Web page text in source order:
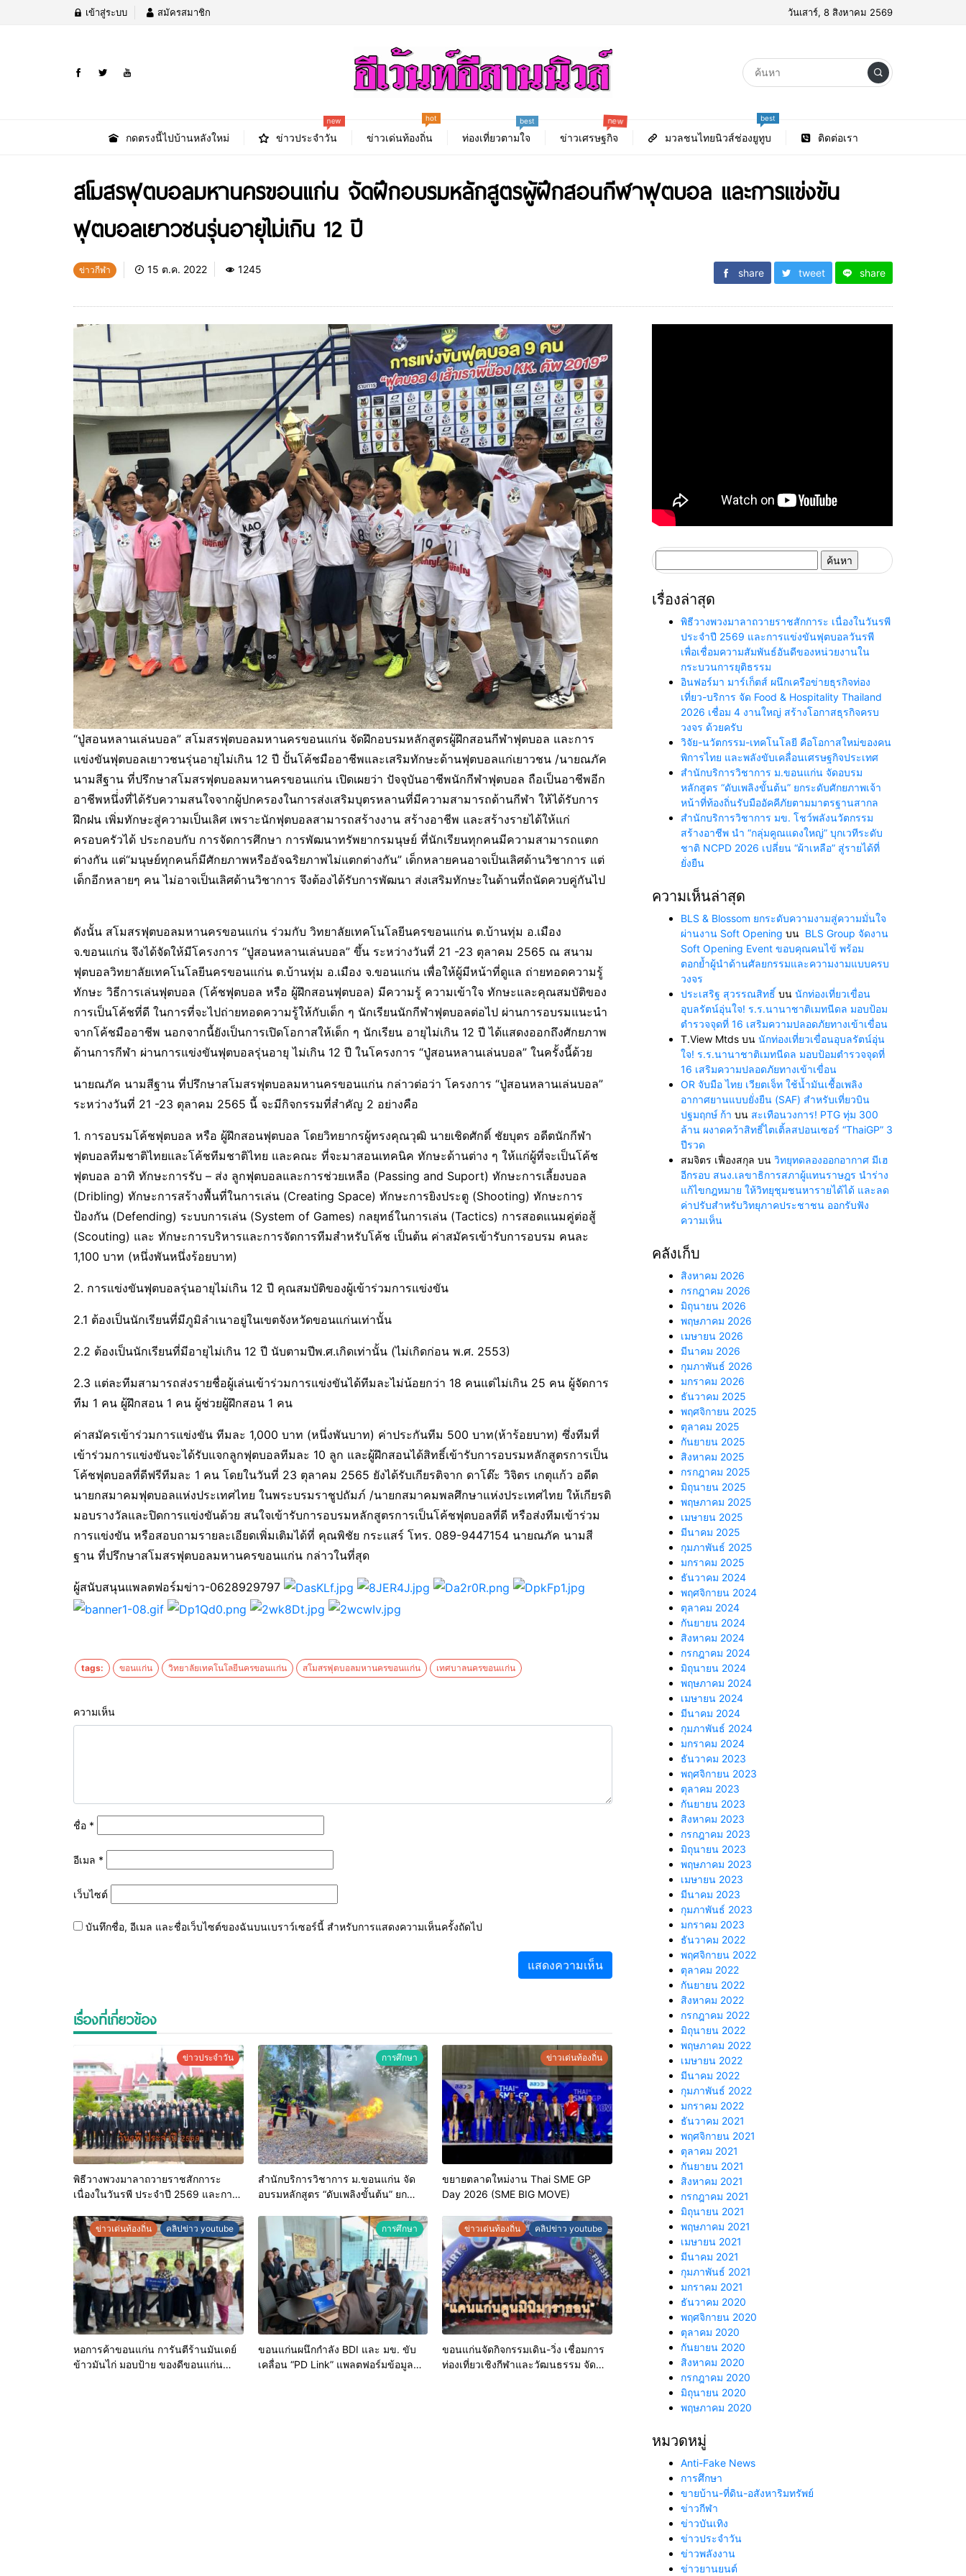
เข้าสู่ระบบ สมัครสมาชิก วันเสาร์, 8 สิงหาคม 2569
กดตรงนี้ไปบ้านหลังใหม่ ข่าวประจำวัน
new
ข่าวเด่นท้องถิ่น
hot
ท่องเที่ยวตามใจ
best
ข่าวเศรษฐกิจ
new
มวลชนไทยนิวส์ช่องยูทูบ
best
ติดต่อเรา
สโมสรฟุตบอลมหานครขอนแก่น จัดฝึกอบรมหลักสูตรผู้ฝึกสอนกีฬาฟุตบอล และการแข่งขัน
ฟุตบอลเยาวชนรุ่นอายุไม่เกิน 12 ปี
ข่าวกีฬา 15 ต.ค. 2022 1245 share tweet share
“ปู่สอนหลานเล่นบอล” สโมสรฟุตบอลมหานครขอนแก่น จัดฝึกอบรมหลักสูตรผู้ฝึกสอนกีฬาฟุตบอล และการ
แข่งขันฟุตบอลเยาวชนรุ่นอายุไม่เกิน 12 ปี ปั้นโค้ชมืออาชีพและเสริมทักษะด้านฟุตบอลแก่เยาวชน /นายณภัค
นามสีฐาน ที่ปรึกษาสโมสรฟุตบอลมหานครขอนแก่น เปิดเผยว่า ปัจจุบันอาชีพนักกีฬาฟุตบอล ถือเป็นอาชีพอีก
อาชีพหนึ่่งที่ได้รับความสนใจจากผู้ปกครองในการส่งเสริมบุตรหลานที่มีความสามารถด้านกีฬา ให้ได้รับการ
ฝึกฝน เพิ่มทักษะสู่ความเป็นเลิศ เพราะนักฟุตบอลสามารถสร้างงาน สร้างอาชีพ และสร้างรายได้ให้แก่
ครอบครัวได้ ประกอบกับ การจัดการศึกษา การพัฒนาทรัพยากรมนุษย์ ที่นักเรียนทุกคนมีความสามารถแตก
ต่างกัน แต่“มนุษย์ทุกคนก็มีศักยภาพหรืออัจฉริยภาพไม่แตกต่างกัน” เด็กหลายคนอาจเป็นเลิศด้านวิชาการ แต่
เด็กอีกหลายๆ คน ไม่อาจเป็นเลิศด้านวิชาการ จึงต้องได้รับการพัฒนา ส่งเสริมทักษะในด้านที่ถนัดควบคู่กันไป
ดังนั้น สโมสรฟุตบอลมหานครขอนแก่น ร่วมกับ วิทยาลัยเทคโนโลยีนครขอนแก่น ต.บ้านทุ่ม อ.เมือง
จ.ขอนแก่น จึงได้จัดให้มีโครงการ “ปู่สอนหลานเล่นบอล” ขึ้น ระหว่างวันที่ 21 -23 ตุลาคม 2565 ณ สนาม
ฟุตบอลวิทยาลัยเทคโนโลยีนครขอนแก่น ต.บ้านทุ่ม อ.เมือง จ.ขอนแก่น เพื่อให้ผู้มีหน้าที่ดูแล ถ่ายทอดความรู้
ทักษะ วิธีการเล่นฟุตบอล (โค้ชฟุตบอล หรือ ผู้ฝึกสอนฟุตบอล) มีความรู้ ความเข้าใจ ทักษะและคุณสมบัติของ
การเป็นโค้ชที่ดี ในการที่จะไปถ่ายทอดความรู้ให้กับเด็ก ๆ นักเรียนนักกีฬาฟุตบอลต่อไป ผ่านการอบรมแนะนำ
จากโค้ชมืออาชีพ นอกจากนี้ยังเป็นการเปิดโอกาสให้เด็ก ๆ นักเรียน อายุไม่เกิน 12 ปี ได้แสดงออกถึงศักยภาพ
ด้านการกีฬา ผ่านการแข่งขันฟุตบอลรุ่นอายุ ไม่เกิน 12 ปี ในโครงการ “ปู่สอนหลานเล่นบอล” ในครั้งนี้ด้วย
นายณภัค นามสีฐาน ที่ปรึกษาสโมสรฟุตบอลมหานครขอนแก่น กล่าวต่อว่า โครงการ “ปู่สอนหลานเล่นบอล”
ระหว่างวันที่ 21 -23 ตุลาคม 2565 นี้ จะมีกิจกรรมที่สำคัญ 2 อย่างคือ
1. การอบรมโค้ชฟุตบอล หรือ ผู้ฝึกสอนฟุตบอล โดยวิทยากรผู้ทรงคุณวุฒิ นายเชิดศักดิ์ ชัยบุตร อดีตนักกีฬา
ฟุตบอลทีมชาติไทยและโค้ชทีมชาติไทย และคณะ ที่จะมาสอนเทคนิค ทักษะด้านต่าง ๆ ให้แก่ผู้ที่จะเป็นโค้ช
ฟุตบอล อาทิ ทักษะการรับ – ส่ง ลูกฟุตบอลและการช่วยเหลือ (Passing and Suport) ทักษะการเลี้ยงบอล
(Dribling) ทักษะการสร้างพื้นที่ในการเล่น (Creating Space) ทักษะการยิงประตู (Shooting) ทักษะการ
ป้องกัน (Defending) ระบบการเล่น (System of Games) กลยุทธ์ในการเล่น (Tactics) การสอดแนมคู่ต่อสู้
(Scouting) และ ทักษะการบริหารและการจัดการทีมสำหรับโค้ช เป็นต้น ค่าสมัครเข้ารับการอบรม คนละ
1,100 บาท (หนึ่งพันหนึ่งร้อยบาท)
2. การแข่งขันฟุตบอลรุ่นอายุไม่เกิน 12 ปี คุณสมบัติของผู้เข้าร่วมการแข่งขัน
2.1 ต้องเป็นนักเรียนที่มีภูมิลำเนาอยู่ในเขตจังหวัดขอนแก่นเท่านั้น
2.2 ต้องเป็นนักเรียนที่มีอายุไม่เกิน 12 ปี นับตามปีพ.ศ.เกิดเท่านั้น (ไม่เกิดก่อน พ.ศ. 2553)
2.3 แต่ละทีมสามารถส่งรายชื่อผู้เล่นเข้าร่วมการแข่งขันได้ทีมละไม่น้อยกว่า 18 คนแต่ไม่เกิน 25 คน ผู้จัดการ
ทีม 1 คน ผู้ฝึกสอน 1 คน ผู้ช่วยผู้ฝึกสอน 1 คน
ค่าสมัครเข้าร่วมการแข่งขัน ทีมละ 1,000 บาท (หนึ่งพันบาท) ค่าประกันทีม 500 บาท(ห้าร้อยบาท) ซึ่งทีมที่
เข้าร่วมการแข่งขันจะได้รับแจกลูกฟุตบอลทีมละ 10 ลูก และผู้ฝึกสอนได้สิทธิ์เข้ารับการอบรมหลักสูตรการเป็น
โค้ชฟุตบอลที่ดีฟรีทีมละ 1 คน โดยในวันที่ 23 ตุลาคม 2565 ยังได้รับเกียรติจาก ดาโต๊ะ วิจิตร เกตุแก้ว อดีต
นายกสมาคมฟุตบอลแห่งประเทศไทย ในพระบรมราชูปถัมภ์ /นายกสมาคมพลศึกษาแห่งประเทศไทย ให้เกียรติ
มอบรางวัลและปิดการแข่งขันด้วย สนใจเข้ารับการอบรมหลักสูตรการเป็นโค้ชฟุตบอลที่ดี หรือส่งทีมเข้าร่วม
การแข่งขัน หรือสอบถามรายละเอียดเพิ่มเติมได้ที่ คุณพิชัย กระแสร์ โทร. 089-9447154 นายณภัค นามสี
ฐาน ที่ปรึกษาสโมสรฟุตบอลมหานครขอนแก่น กล่าวในที่สุด
ผู้สนับสนุนแพลตฟอร์มข่าว-0628929797
tags: ขอนแก่น วิทยาลัยเทคโนโลยีนครขอนแก่น สโมสรฟุตบอลมหานครขอนแก่น เทศบาลนครขอนแก่น
ความเห็น
ชื่อ *
อีเมล *
เว็บไซต์
บันทึกชื่อ, อีเมล และชื่อเว็บไซต์ของฉันบนเบราว์เซอร์นี้ สำหรับการแสดงความเห็นครั้งถัดไป
เรื่องที่เกี่ยวข้อง
ข่าวประจำวัน
พิธีวางพวงมาลาถวายราชสักการะ
เนื่องในวันรพี ประจำปี 2569 และการ
สัมพันธ์อันดีของหน่วยงานใน
กระบวนการยุติธรรม
การศึกษา
สำนักบริการวิชาการ ม.ขอนแก่น จัด
อบรมหลักสูตร “ดับเพลิงขั้นต้น” ยก
อัคคีภัยตามมาตรฐานสากล
ข่าวเด่นท้องถิ่น
ขยายตลาดใหม่งาน Thai SME GP
Day 2026 (SME BIG MOVE)
ข่าวเด่นท้องถิ่น คลิปข่าว youtube
หอการค้าขอนแก่น การันตีร้านมันเดย์
ข้าวมันไก่ มอบป้าย ของดีขอนแก่น
การศึกษา
ขอนแก่นผนึกกำลัง BDI และ มข. ขับ
เคลื่อน “PD Link” แพลตฟอร์มข้อมูล
ข่าวเด่นท้องถิ่น คลิปข่าว youtube
ขอนแก่นจัดกิจกรรมเดิน-วิ่ง เชื่อมการ
ท่องเที่ยวเชิงกีฬาและวัฒนธรรม จัด
สำหรับ:
เรื่องล่าสุด
พิธีวางพวงมาลาถวายราชสักการะ เนื่องในวันรพี
ประจำปี 2569 และการแข่งขันฟุตบอลวันรพี
เพื่อเชื่อมความสัมพันธ์อันดีของหน่วยงานใน
กระบวนการยุติธรรม
อินฟอร์มา มาร์เก็ตส์ ผนึกเครือข่ายธุรกิจท่อง
เที่ยว-บริการ จัด Food & Hospitality Thailand
2026 เชื่อม 4 งานใหญ่ สร้างโอกาสธุรกิจครบ
วงจร ด้วยครับ
วิจัย-นวัตกรรม-เทคโนโลยี คือโอกาสใหม่ของคน
พิการไทย และพลังขับเคลื่อนเศรษฐกิจประเทศ
สำนักบริการวิชาการ ม.ขอนแก่น จัดอบรม
หลักสูตร “ดับเพลิงขั้นต้น” ยกระดับศักยภาพเจ้า
หน้าที่ท้องถิ่นรับมืออัคคีภัยตามมาตรฐานสากล
สำนักบริการวิชาการ มข. โชว์พลังนวัตกรรม
สร้างอาชีพ นำ “กลุ่มคูณแดงใหญ่” บุกเวทีระดับ
ชาติ NCPD 2026 เปลี่ยน “ผ้าเหลือ” สู่รายได้ที่
ยั่งยืน
ความเห็นล่าสุด
BLS & Blossom ยกระดับความงามสู่ความมั่นใจ
ผ่านงาน Soft Opening บน BLS Group จัดงาน
Soft Opening Event ขอบคุณคนไข้ พร้อม
ตอกย้ำผู้นำด้านศัลยกรรมและความงามแบบครบ
วงจร
ประเสริฐ สุวรรณสิทธิ์ บน นักท่องเที่ยวเขื่อน
อุบลรัตน์อุ่นใจ! ร.ร.นานาชาติเมทนีดล มอบป้อม
ตำรวจจุดที่ 16 เสริมความปลอดภัยทางเข้าเขื่อน
T.View Mtds บน นักท่องเที่ยวเขื่อนอุบลรัตน์อุ่น
ใจ! ร.ร.นานาชาติเมทนีดล มอบป้อมตำรวจจุดที่
16 เสริมความปลอดภัยทางเข้าเขื่อน
OR จับมือ ไทย เวียตเจ็ท ใช้น้ำมันเชื้อเพลิง
อากาศยานแบบยั่งยืน (SAF) สำหรับเที่ยวบิน
ปฐมฤกษ์ ก้า บน สะเทือนวงการ! PTG ทุ่ม 300
ล้าน ผงาดคว้าสิทธิ์ไตเติ้ลสปอนเซอร์ “ThaiGP” 3
ปีรวด
สมจิตร เฟื่องสกุล บน วิทยุทดลองออกอากาศ มีเฮ
อีกรอบ สนง.เลขาธิการสภาผู้แทนราษฎร นำร่าง
แก้ไขกฎหมาย ให้วิทยุชุมชนหารายได้ได้ และลด
ค่าปรับสำหรับวิทยุภาคประชาชน ออกรับฟัง
ความเห็น
คลังเก็บ
สิงหาคม 2026
กรกฎาคม 2026
มิถุนายน 2026
พฤษภาคม 2026
เมษายน 2026
มีนาคม 2026
กุมภาพันธ์ 2026
มกราคม 2026
ธันวาคม 2025
พฤศจิกายน 2025
ตุลาคม 2025
กันยายน 2025
สิงหาคม 2025
กรกฎาคม 2025
มิถุนายน 2025
พฤษภาคม 2025
เมษายน 2025
มีนาคม 2025
กุมภาพันธ์ 2025
มกราคม 2025
ธันวาคม 2024
พฤศจิกายน 2024
ตุลาคม 2024
กันยายน 2024
สิงหาคม 2024
กรกฎาคม 2024
มิถุนายน 2024
พฤษภาคม 2024
เมษายน 2024
มีนาคม 2024
กุมภาพันธ์ 2024
มกราคม 2024
ธันวาคม 2023
พฤศจิกายน 2023
ตุลาคม 2023
กันยายน 2023
สิงหาคม 2023
กรกฎาคม 2023
มิถุนายน 2023
พฤษภาคม 2023
เมษายน 2023
มีนาคม 2023
กุมภาพันธ์ 2023
มกราคม 2023
ธันวาคม 2022
พฤศจิกายน 2022
ตุลาคม 2022
กันยายน 2022
สิงหาคม 2022
กรกฎาคม 2022
มิถุนายน 2022
พฤษภาคม 2022
เมษายน 2022
มีนาคม 2022
กุมภาพันธ์ 2022
มกราคม 2022
ธันวาคม 2021
พฤศจิกายน 2021
ตุลาคม 2021
กันยายน 2021
สิงหาคม 2021
กรกฎาคม 2021
มิถุนายน 2021
พฤษภาคม 2021
เมษายน 2021
มีนาคม 2021
กุมภาพันธ์ 2021
มกราคม 2021
ธันวาคม 2020
พฤศจิกายน 2020
ตุลาคม 2020
กันยายน 2020
สิงหาคม 2020
กรกฎาคม 2020
มิถุนายน 2020
พฤษภาคม 2020
หมวดหมู่
Anti-Fake News
การศึกษา
ขายบ้าน-ที่ดิน-อสังหาริมทรัพย์
ข่าวกีฬา
ข่าวบันเทิง
ข่าวประจำวัน
ข่าวพลังงาน
ข่าวยานยนต์